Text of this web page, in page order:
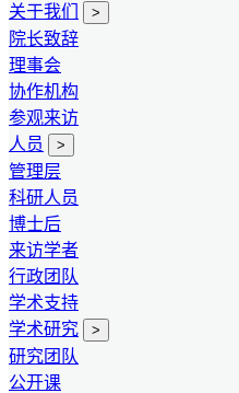
关于我们 >
院长致辞
理事会
协作机构
参观来访
人员
>
管理层
科研人员
博士后
来访学者
行政团队
学术支持
学术研究
>
研究团队
公开课